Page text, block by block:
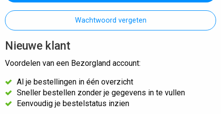
Wachtwoord vergeten
Nieuwe klant
Voordelen van een Bezorgland account:
Al je bestellingen in één overzicht
Sneller bestellen zonder je gegevens in te vullen
Eenvoudig je bestelstatus inzien